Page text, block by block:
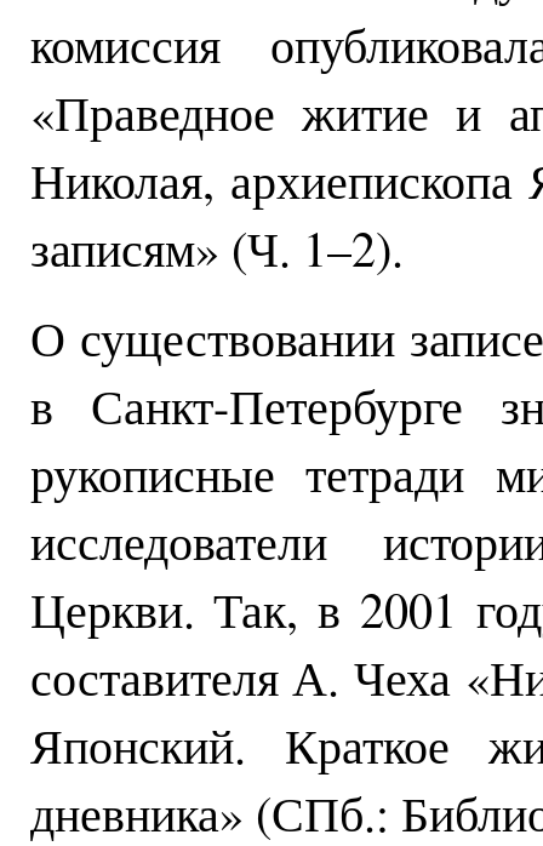
комиссия
«Праведное житие и
Николая,
записям» (Ч. 1–2).
О существовании
в Санкт-Петербурге
рукописные тетради
исследователи
Церкви. Так, в 2001
составителя А. Чеха
Японский. Краткое
дневника» (СПб.: